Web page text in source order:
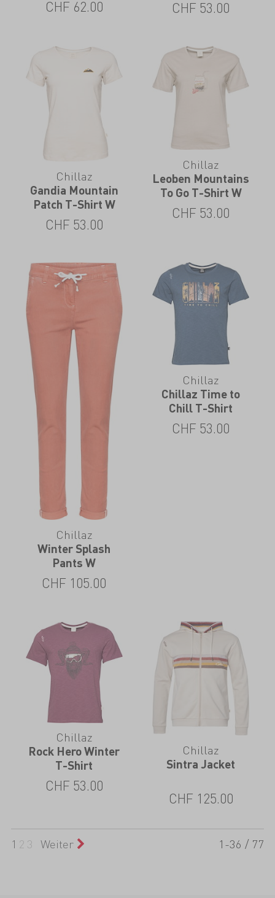
CHF 62.00 CHF 53.00
Chillaz
Gandia Mountain
Patch T-Shirt W
CHF 53.00
Chillaz
Leoben Mountains
To Go T-Shirt W
CHF 53.00
Chillaz
Winter Splash
Pants W
CHF 105.00
Chillaz
Chillaz Time to
Chill T-Shirt
CHF 53.00
Chillaz
Rock Hero Winter
T-Shirt
CHF 53.00
Chillaz
Sintra Jacket
CHF 125.00
1 2 3 Weiter 1-36 / 77